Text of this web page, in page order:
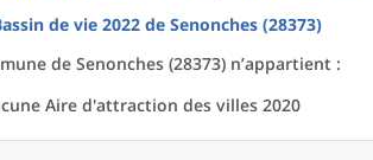
de vie 2022 de Senonches (28373)
de Senonches (28373) n’appartient :
Aire d'attraction des villes 2020